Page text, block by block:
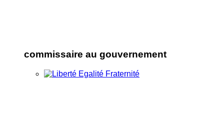
commissaire au gouvernement